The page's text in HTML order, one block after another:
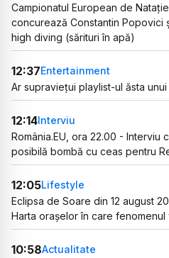
Campionatul European de
concurează Constantin Popovici
high diving (sărituri în apă)
12:37Entertainment
Ar supraviețui playlist-ul ăsta
12:14Interviu
România.EU, ora 22.00 - Interviu
posibilă bombă cu ceas pentru
12:05Lifestyle
Eclipsa de Soare din 12 august
Harta orașelor în care fenomenul
10:58Actualitate